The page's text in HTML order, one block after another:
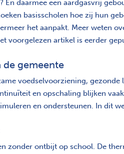
daarmee een aardgasvrij
basisscholen hoe zij hun
het aanpakt. Meer weten
voorgelezen artikel is eerder
gemeente
voedselvoorziening,
en opschaling blijken
en ondersteunen. In dit
zonder ontbijt op school. De